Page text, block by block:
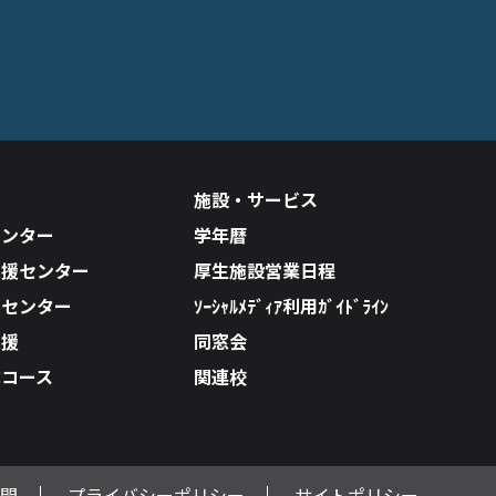
ター
センター
ンター
ース
施設・サービス
学年暦
厚生施設営業日程
ｿｰｼｬﾙﾒﾃﾞｨｱ利用ｶﾞｲﾄﾞﾗｲﾝ
同窓会
関連校